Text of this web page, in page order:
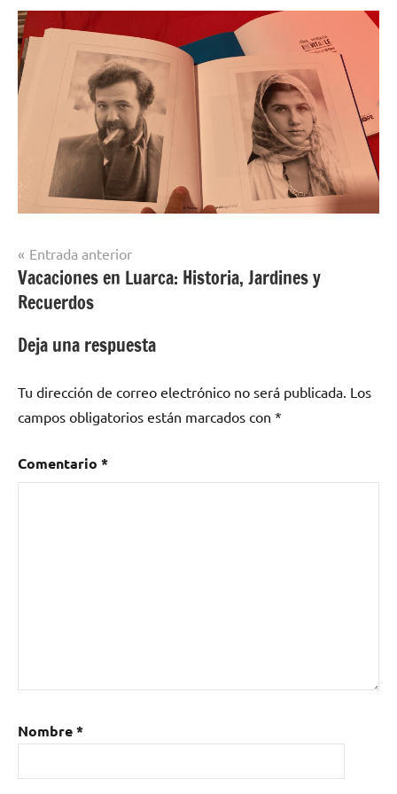
Navegación
de
entradas
Entrada anterior
Vacaciones en Luarca: Historia, Jardines y
Recuerdos
Deja una respuesta
Tu dirección de correo electrónico no será publicada. Los
campos obligatorios están marcados con *
Comentario *
Nombre*